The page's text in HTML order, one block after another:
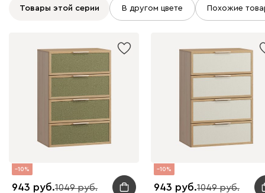
Товары этой серии В другом цвете Похожие
10
943 1049
10
943 1049